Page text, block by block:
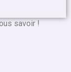
savoir !